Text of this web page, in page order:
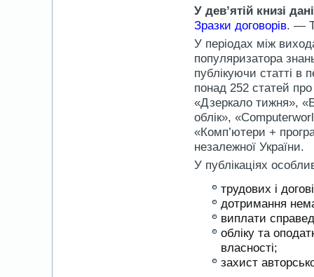
У дев’ятій книзі
Зразки договорів. —
У періодах між
популяризатора
публікуючи статті в
понад 252 статей про
«Дзеркало тижня»,
облік»,
«Комп’ютери +
незалежної України.
У публікаціях
трудових і
дотримання
виплати
обліку та
власності;
захист